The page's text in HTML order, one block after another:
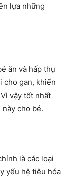
lựa những
ăn và hấp thụ
cho gan, khiến
vậy tốt nhất
cho bé.
là các loại
yếu hệ tiêu hóa